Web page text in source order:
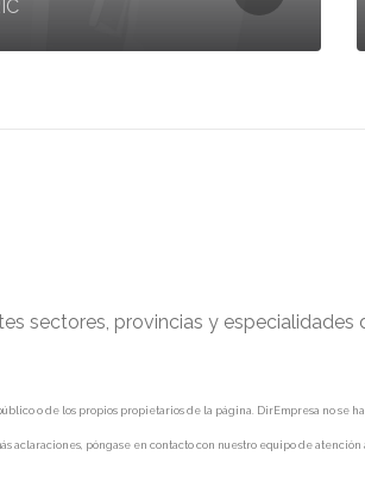
sectores, provincias y
o de los propios propietarios de la página. DirEmpresa no se
aclaraciones, póngase en contacto con nuestro equipo de